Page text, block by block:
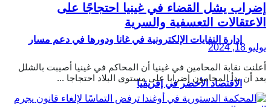
إدارة النفايات الإلكترونية في غانا ودورها في دعم مسار
الاقتصاد الأخضر في إفريقيا
إضراب يشل القضاء في غينيا احتجاجًا على
الاعتقالات التعسفية والسرية
يوليو 18, 2024
أعلنت نقابة المحامين في غينيا أن المحاكم في غينيا أصيبت بالشلل
بعد أن بدأ المحامون إضرابا على مستوى البلاد احتجاجا ...